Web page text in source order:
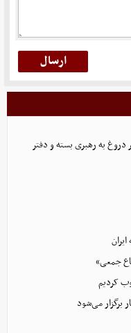
به رهبری بسته و دفتر
جمعی»
کردیم
برگزار می‌شود